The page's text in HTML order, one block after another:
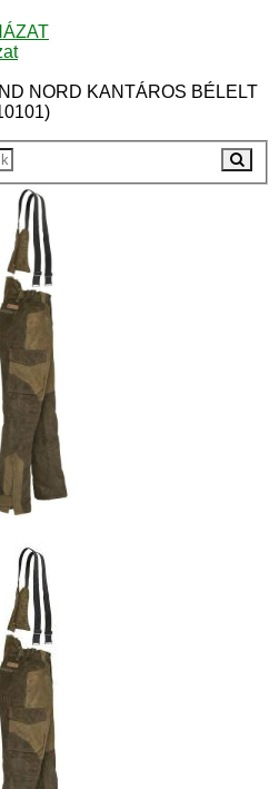
NORD KANTÁROS BÉLELT